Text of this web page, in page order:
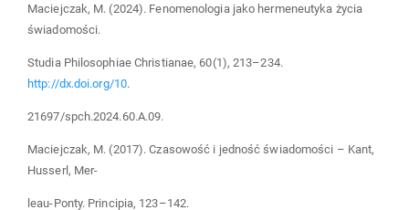
Maciejczak, M. (2024). Fenomenologia jako hermeneutyka życia
świadomości.
Studia Philosophiae Christianae, 60(1), 213–234.
http://dx.doi.org/10.
21697/spch.2024.60.A.09.
Maciejczak, M. (2017). Czasowość i jedność świadomości – Kant,
Husserl, Mer-
leau-Ponty. Principia, 123–142.